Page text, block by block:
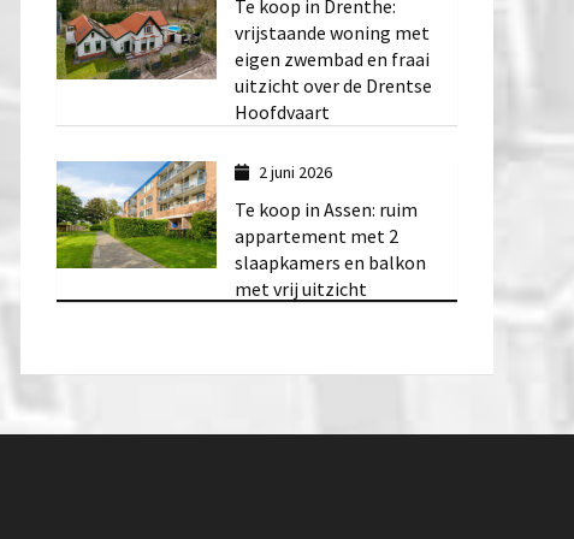
Te koop in Drenthe:
vrijstaande woning met
eigen zwembad en fraai
uitzicht over de Drentse
Hoofdvaart
2 juni 2026
Te koop in Assen: ruim
appartement met 2
slaapkamers en balkon
met vrij uitzicht